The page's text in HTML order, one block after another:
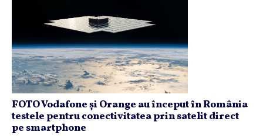
FOTO Vodafone și Orange au început în România
testele pentru conectivitatea prin satelit direct
pe smartphone